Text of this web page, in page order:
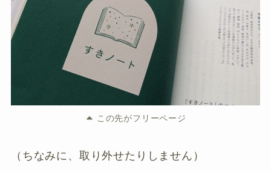
この先がフリーページ
（ちなみに、取り外せたりしません）